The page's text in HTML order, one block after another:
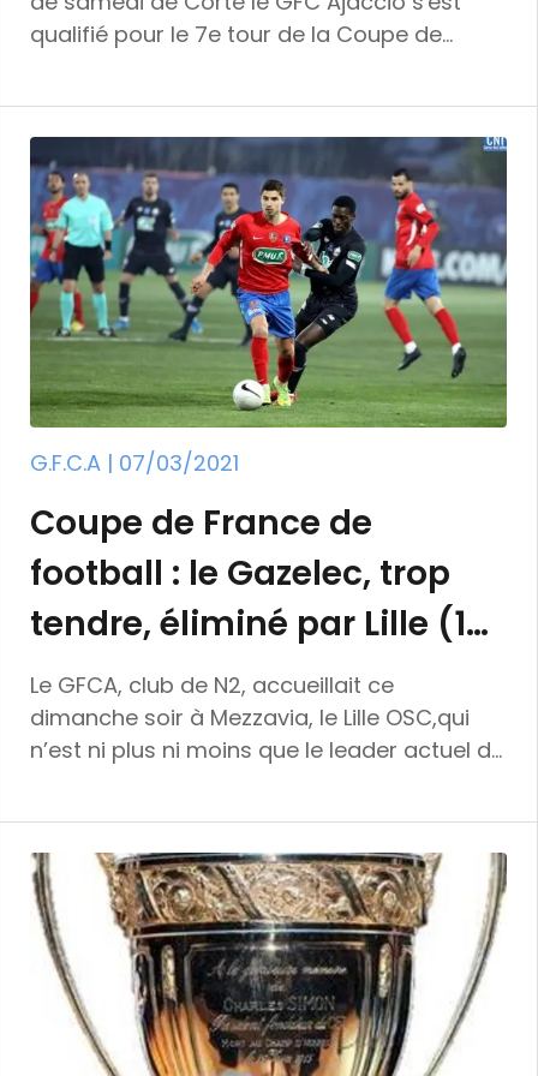
qualifié pour le 7e tour de la Coupe de
sait, le club a démontré sur le terrain qu'il lui
en faudrait plus pour le condamner
définitivement. Ce sont, hélas, les Cortenais
de l'USC qui en ont fait les frais. La partie
s'est, en effdet, soldée par un net 3 à 0. Buts
de Kahtiri (37e et 58e) et de Choplin (90e).
G.F.C.A | 07/03/2021
Coupe de France de
football : le Gazelec, trop
tendre, éliminé par Lille (1-
3)
Le GFCA, club de N2, accueillait ce
dimanche soir à Mezzavia, le Lille OSC,qui
n’est ni plus ni moins que le leader actuel de
finale de la Coupe de France. Un match, sur
le papier, plutôt déséquilibré ne serait-ce
déjà qu’en raison des 3 divisions séparant
les deux clubs mais aussi sachant que le
GFCA est privé de compétitions régulières
depuis de longs mois. Face à l’une des
meilleures équipe de L1, le GFCA n’a pu
rivaliser mais sort la tête haute. Dans ce